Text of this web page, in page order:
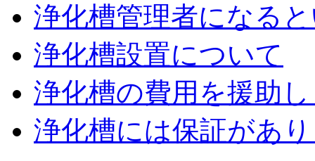
浄化槽管理者になる
浄化槽設置について
浄化槽の費用を援助
浄化槽には保証があ